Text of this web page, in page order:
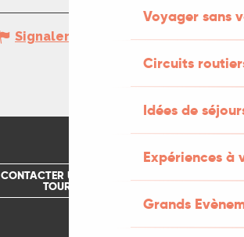
Voyager sans
Circuits
Idées de
Expériences à
Grands
Signaler une erreur
CONTACTER UN OFFICE DE
TOURISME